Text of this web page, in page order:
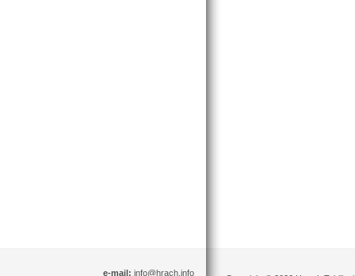
e-mail: info@hrach.info